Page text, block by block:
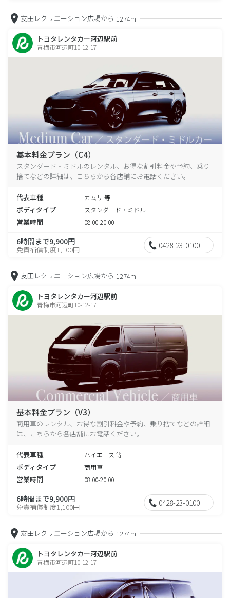
友田レクリエーション広場から 1274m
トヨタレンタカー河辺駅前
青梅市河辺町10-12-17
基本料金プラン（C4）
スタンダード・ミドルのレンタル、お得な割引料金や予約、乗り
捨てなどの詳細は、こちらから各店舗にお電話ください。
代表車種 カムリ 等
ボディタイプ スタンダード・ミドル
営業時間 08:00-20:00
6時間まで9,900円
免責補償制度1,100円 0428-23-0100
友田レクリエーション広場から 1274m
トヨタレンタカー河辺駅前
青梅市河辺町10-12-17
基本料金プラン（V3）
商用車のレンタル、お得な割引料金や予約、乗り捨てなどの詳細
は、こちらから各店舗にお電話ください。
代表車種 ハイエース 等
ボディタイプ 商用車
営業時間 08:00-20:00
6時間まで9,900円
免責補償制度1,100円 0428-23-0100
友田レクリエーション広場から 1274m
トヨタレンタカー河辺駅前
青梅市河辺町10-12-17